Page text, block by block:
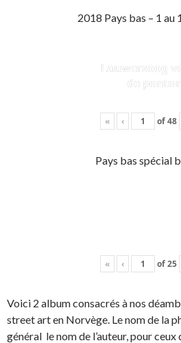
2018 Pays bas – 1
Lauwersoog
de
« ‹ of48
Pays bas spécial
« ‹ of25
Voici 2 album consacrés à nos
street art en Norvège. Le nom de la
général le nom de l’auteur, pour